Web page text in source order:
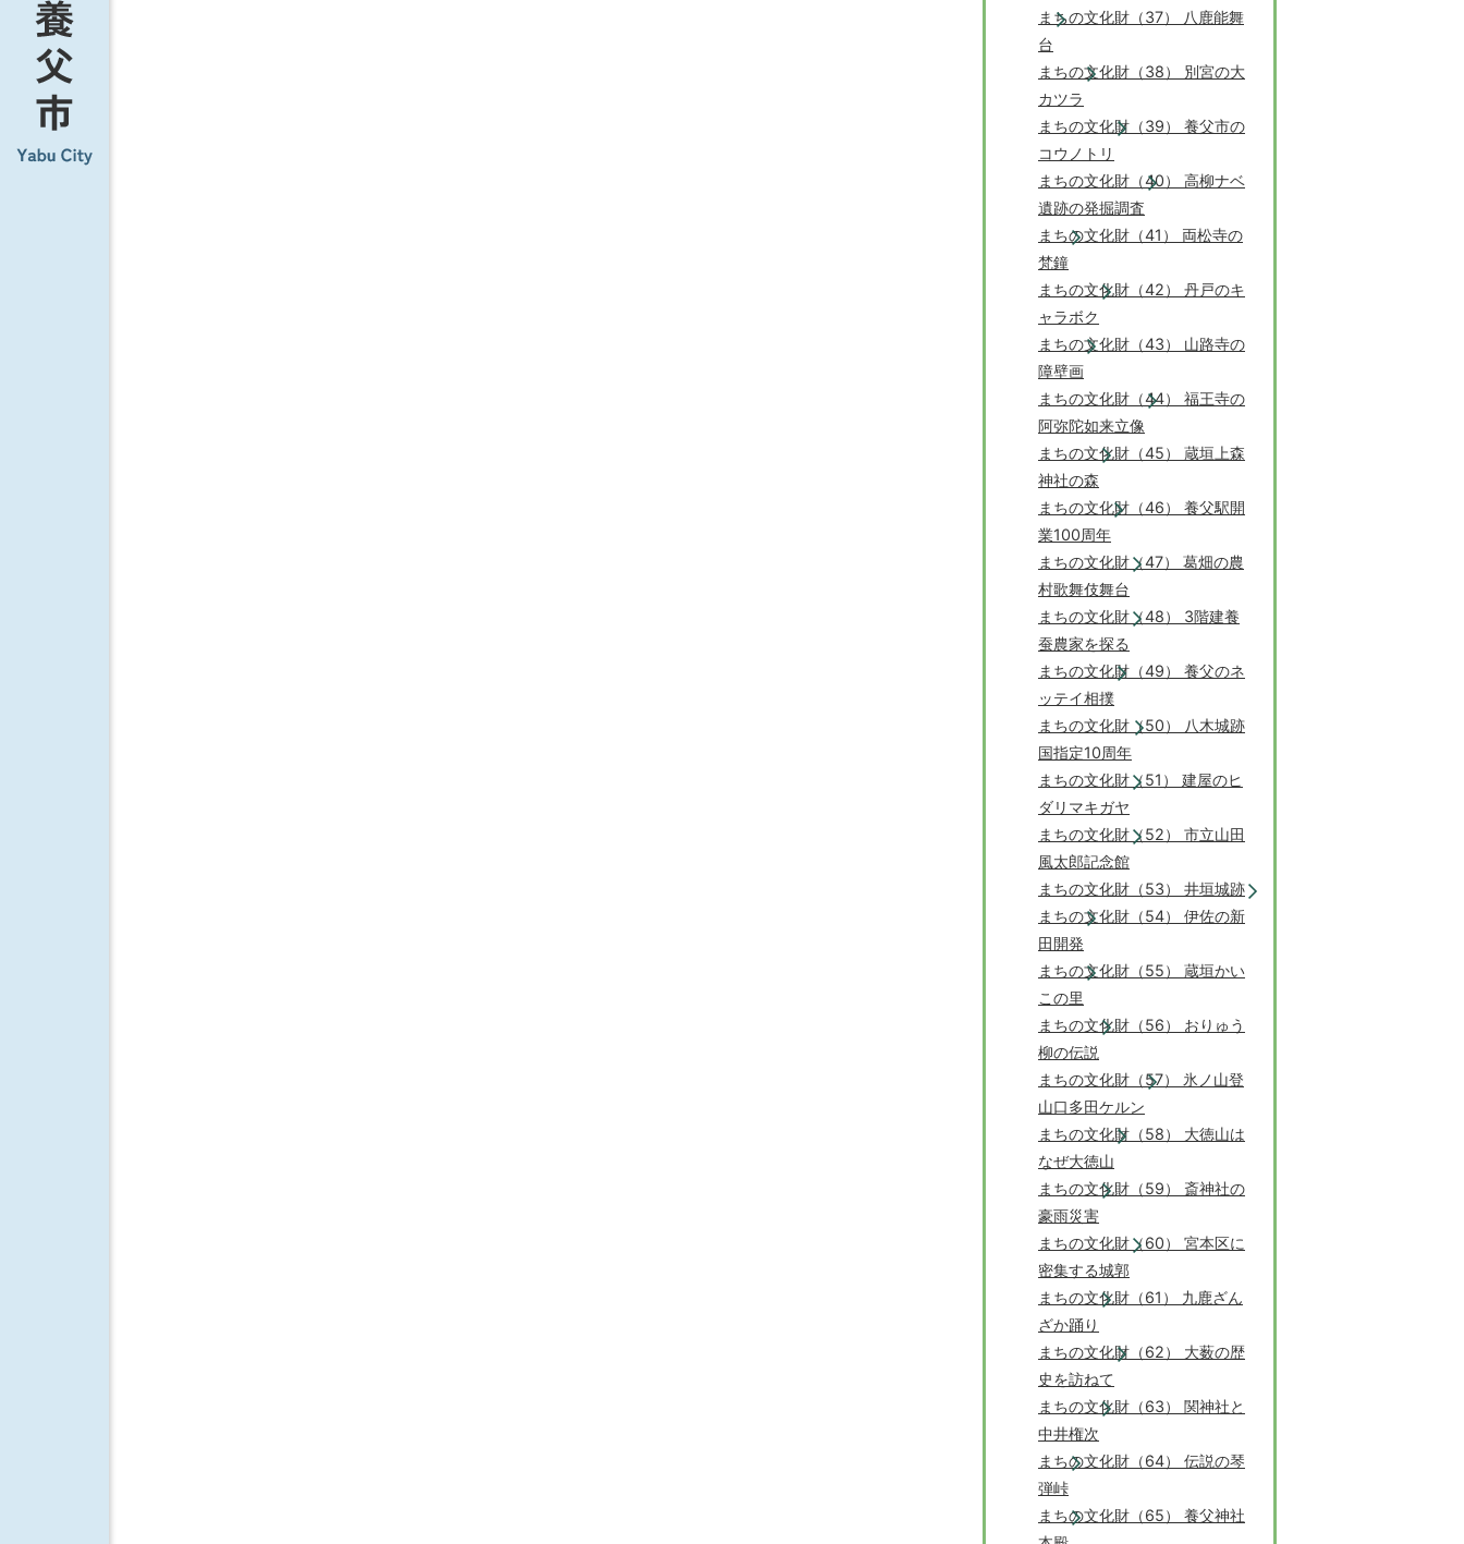
まちの文化財（37） 八鹿能舞
台
まちの文化財（38） 別宮の大
カツラ
まちの文化財（39） 養父市の
コウノトリ
まちの文化財（40） 高柳ナベ
遺跡の発掘調査
まちの文化財（41） 両松寺の
梵鐘
まちの文化財（42） 丹戸のキ
ャラボク
まちの文化財（43） 山路寺の
障壁画
まちの文化財（44） 福王寺の
阿弥陀如来立像
まちの文化財（45） 蔵垣上森
神社の森
まちの文化財（46） 養父駅開
業100周年
まちの文化財（47） 葛畑の農
村歌舞伎舞台
まちの文化財（48） 3階建養
蚕農家を探る
まちの文化財（49） 養父のネ
ッテイ相撲
まちの文化財（50） 八木城跡
国指定10周年
まちの文化財（51） 建屋のヒ
ダリマキガヤ
まちの文化財（52） 市立山田
風太郎記念館
まちの文化財（53） 井垣城跡
まちの文化財（54） 伊佐の新
田開発
まちの文化財（55） 蔵垣かい
この里
まちの文化財（56） おりゅう
柳の伝説
まちの文化財（57） 氷ノ山登
山口多田ケルン
まちの文化財（58） 大徳山は
なぜ大徳山
まちの文化財（59） 斎神社の
豪雨災害
まちの文化財（60） 宮本区に
密集する城郭
まちの文化財（61） 九鹿ざん
ざか踊り
まちの文化財（62） 大薮の歴
史を訪ねて
まちの文化財（63） 関神社と
中井権次
まちの文化財（64） 伝説の琴
弾峠
まちの文化財（65） 養父神社